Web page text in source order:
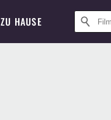
ZU HAUSE